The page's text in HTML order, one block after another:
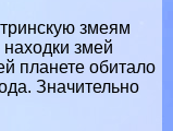
змеям
змей
планете обитало
Значительно